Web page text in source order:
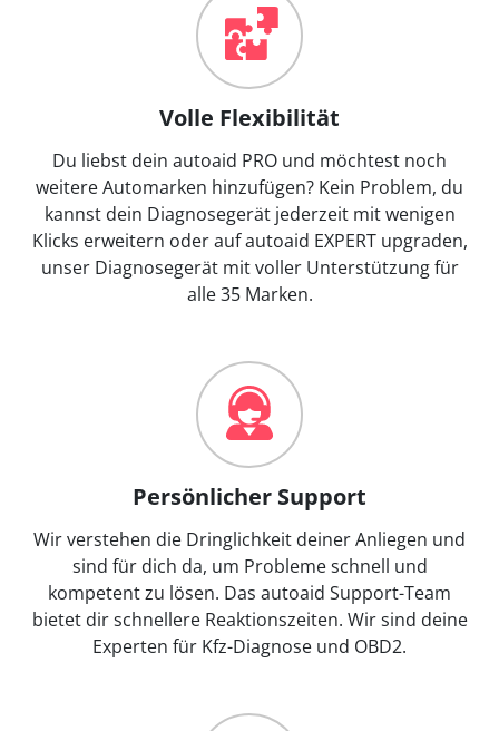
Volle Flexibilität
Du liebst dein autoaid PRO und möchtest noch
weitere Automarken hinzufügen? Kein Problem, du
kannst dein Diagnosegerät jederzeit mit wenigen
Klicks erweitern oder auf autoaid EXPERT upgraden,
unser Diagnosegerät mit voller Unterstützung für
alle 35 Marken.
Persönlicher Support
Wir verstehen die Dringlichkeit deiner Anliegen und
sind für dich da, um Probleme schnell und
kompetent zu lösen. Das autoaid Support-Team
bietet dir schnellere Reaktionszeiten. Wir sind deine
Experten für Kfz-Diagnose und OBD2.